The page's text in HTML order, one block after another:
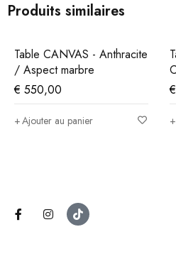
Produits similaires
- Anthracite
marbre
au panier
Table
Ajouter